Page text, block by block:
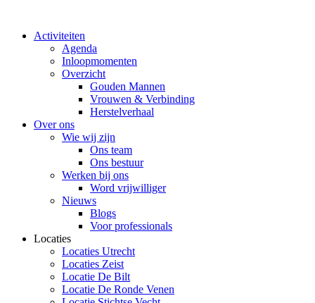
Activiteiten
Agenda
Inloopmomenten
Overzicht
Gouden Mannen
Vrouwen & Verbinding
Herstelverhaal
Over ons
Wie wij zijn
Ons team
Ons bestuur
Werken bij ons
Word vrijwilliger
Nieuws
Blogs
Voor professionals
Locaties
Locaties Utrecht
Locaties Zeist
Locatie De Bilt
Locatie De Ronde Venen